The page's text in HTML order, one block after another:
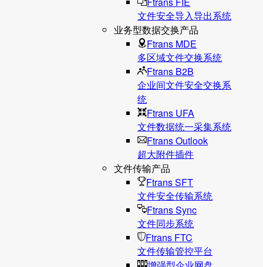
文件安全导入导出系统
业务型数据交换产品
Ftrans MDE
多区域文件交换系统
Ftrans B2B
企业间文件安全交换系
统
Ftrans UFA
文件数据统⼀采集系统
Ftrans Outlook
超大附件插件
文件传输产品
Ftrans SFT
文件安全传输系统
Ftrans Sync
文件同步系统
Ftrans FTC
文件传输管控平台